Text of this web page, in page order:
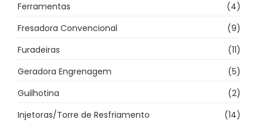
Ferramentas
(4)
Fresadora Convencional
(9)
Furadeiras
(11)
Geradora Engrenagem
(5)
Guilhotina
(2)
Injetoras/Torre de Resfriamento
(14)